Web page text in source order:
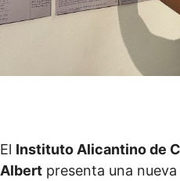
El Instituto Alicantino de
Albert presenta una